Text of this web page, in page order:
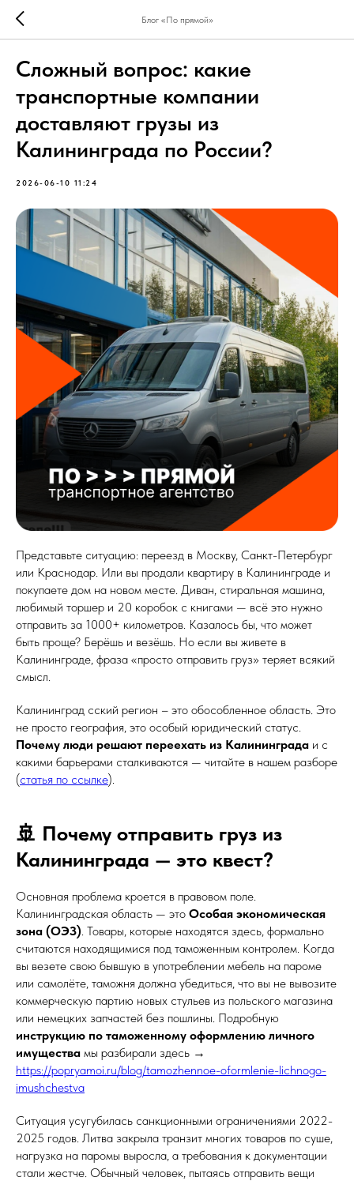
Блог «По прямой»
Сложный вопрос: какие
транспортные компании
доставляют грузы из
Калининграда по России?
2026-06-10 11:24
Представьте ситуацию: переезд в Москву, Санкт-Петербург
или Краснодар. Или вы продали квартиру в Калининграде и
покупаете дом на новом месте. Диван, стиральная машина,
любимый торшер и 20 коробок с книгами — всё это нужно
отправить за 1000+ километров. Казалось бы, что может
быть проще? Берёшь и везёшь. Но если вы живете в
Калининграде, фраза «просто отправить груз» теряет всякий
смысл.
Калининград сский регион – это обособленное область. Это
не просто география, это особый юридический статус.
Почему люди решают переехать из Калининграда и с
какими барьерами сталкиваются — читайте в нашем разборе
(статья по ссылке).
🚢 Почему отправить груз из
Калининграда — это квест?
Основная проблема кроется в правовом поле.
Калининградская область — это Особая экономическая
зона (ОЭЗ). Товары, которые находятся здесь, формально
считаются находящимися под таможенным контролем. Когда
вы везете свою бывшую в употреблении мебель на пароме
или самолёте, таможня должна убедиться, что вы не вывозите
коммерческую партию новых стульев из польского магазина
или немецких запчастей без пошлины. Подробную
инструкцию по таможенному оформлению личного
имущества мы разбирали здесь →
https://popryamoi.ru/blog/tamozhennoe-oformlenie-lichnogo-
imushchestva
Ситуация усугубилась санкционными ограничениями 2022-
2025 годов. Литва закрыла транзит многих товаров по суше,
нагрузка на паромы выросла, а требования к документации
стали жестче. Обычный человек, пытаясь отправить вещи